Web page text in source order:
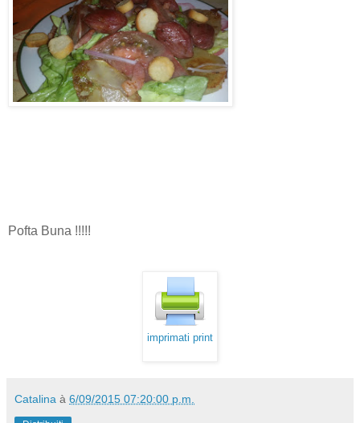
Pofta Buna !!!!!
imprimati print
Catalina à 6/09/2015 07:20:00 p.m.